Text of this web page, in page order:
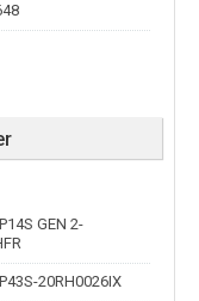
GEN 2-
20RH0026IX